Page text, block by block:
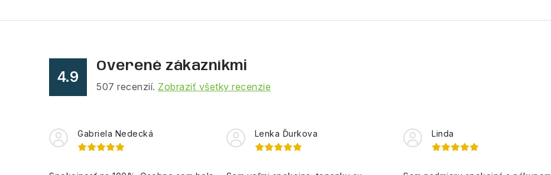
4.9
Overené zákazníkmi
507 recenzií. Zobraziť všetky recenzie
Gabriela Nedecká Lenka Ďurkova Linda